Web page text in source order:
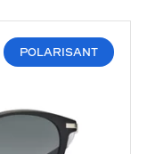
POLARISANT